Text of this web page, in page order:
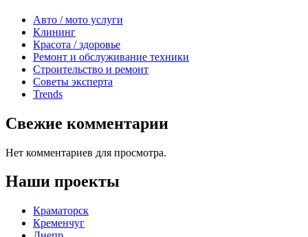
Авто / мото услуги
Клининг
Красота / здоровье
Ремонт и обслуживание техники
Строительство и ремонт
Советы эксперта
Trends
Свежие комментарии
Нет комментариев для просмотра.
Наши проекты
Краматорск
Кременчуг